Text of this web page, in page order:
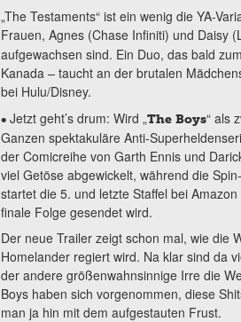
„The Testaments“ ist ein wenig die YA-
Frauen, Agnes (Chase Infiniti) und Daisy
aufgewachsen sind. Ein Duo, das bald
Kanada – taucht an der brutalen
bei Hulu/Disney.
• Jetzt geht’s drum: Wird „The Boys“ als
Ganzen spektakuläre Anti-
der Comicreihe von Garth Ennis und
viel Getöse abgewickelt, während die
startet die 5. und letzte Staffel bei
finale Folge gesendet wird.
Der neue Trailer zeigt schon mal, wie die
Homelander regiert wird. Na klar sind da
der andere größenwahnsinnige Irre die
Boys haben sich vorgenommen, diese
man ja hin mit dem aufgestauten Frust.